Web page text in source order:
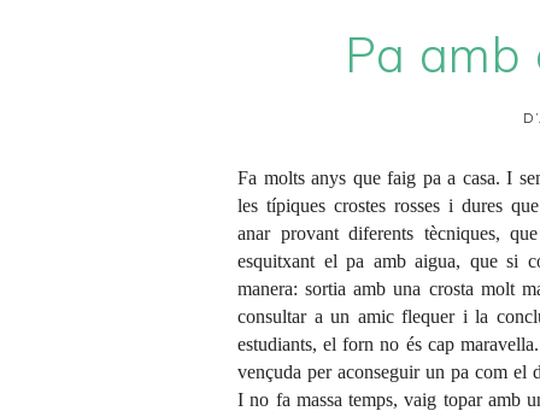
Pa amb
Fa molts anys que faig pa a casa. I
les típiques crostes rosses i dures
anar provant diferents tècniques,
esquitxant el pa amb aigua, que si
manera: sortia amb una crosta molt
consultar a un amic flequer i la
estudiants, el forn no és cap
vençuda per aconseguir un pa com el
I no fa massa temps, vaig topar amb